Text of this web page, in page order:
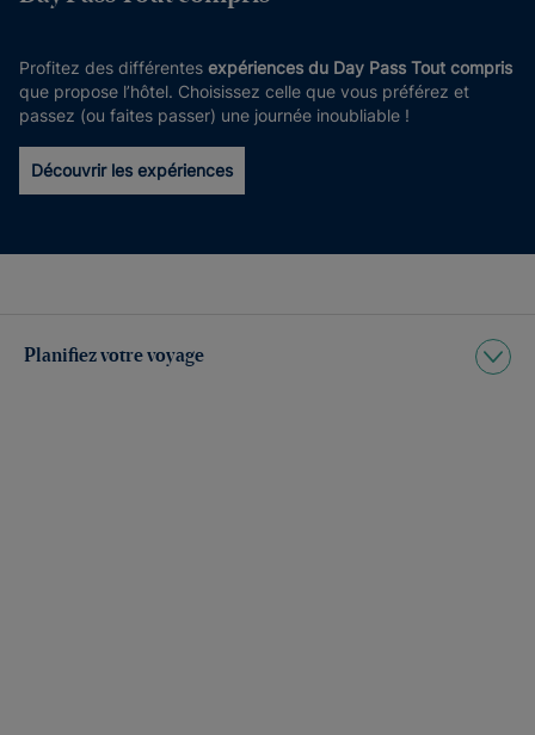
Profitez des différentes expériences du Day Pass Tout compris
que propose l’hôtel. Choisissez celle que vous préférez et
passez (ou faites passer) une journée inoubliable !
Découvrir les expériences
Planifiez votre voyage